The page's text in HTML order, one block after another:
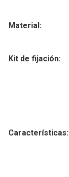
Material:
Kit de fijación:
Características: